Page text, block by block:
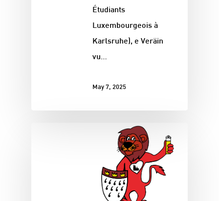
Étudiants
Luxembourgeois à
Karlsruhe), e Veräin
vu…
May 7, 2025